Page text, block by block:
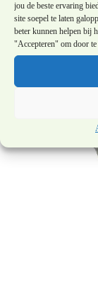
jou de beste ervaring
site soepel te laten
beter kunnen helpen bij
"Accepteren" om door